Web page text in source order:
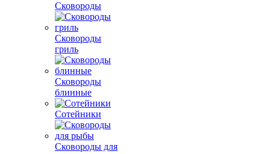
Сковороды
Сковороды
гриль
Сковороды
блинные
Сотейники
Сковороды для